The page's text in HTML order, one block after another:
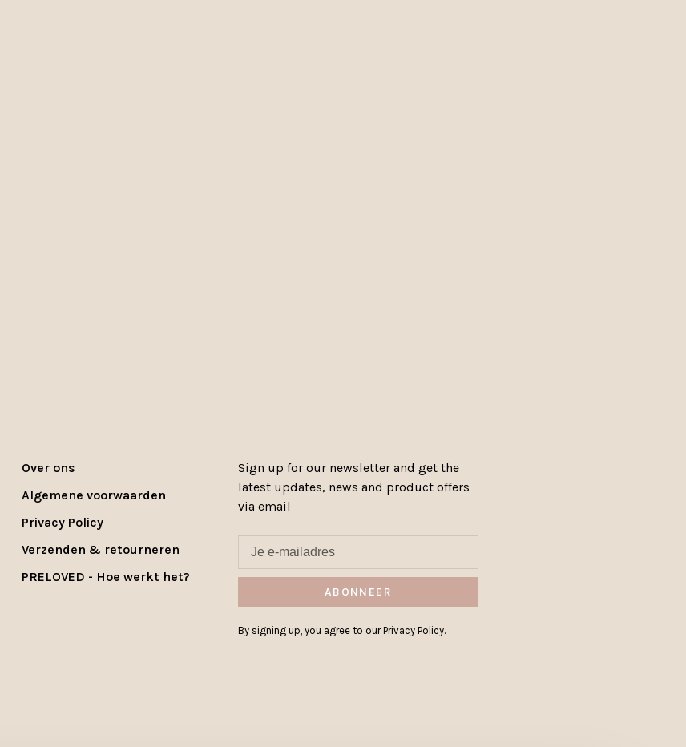
Over ons
Algemene voorwaarden
Privacy Policy
Verzenden & retourneren
PRELOVED - Hoe werkt het?
Sign up for our newsletter and get the
latest updates, news and product offers
via email
ABONNEER
By signing up, you agree to our Privacy Policy.